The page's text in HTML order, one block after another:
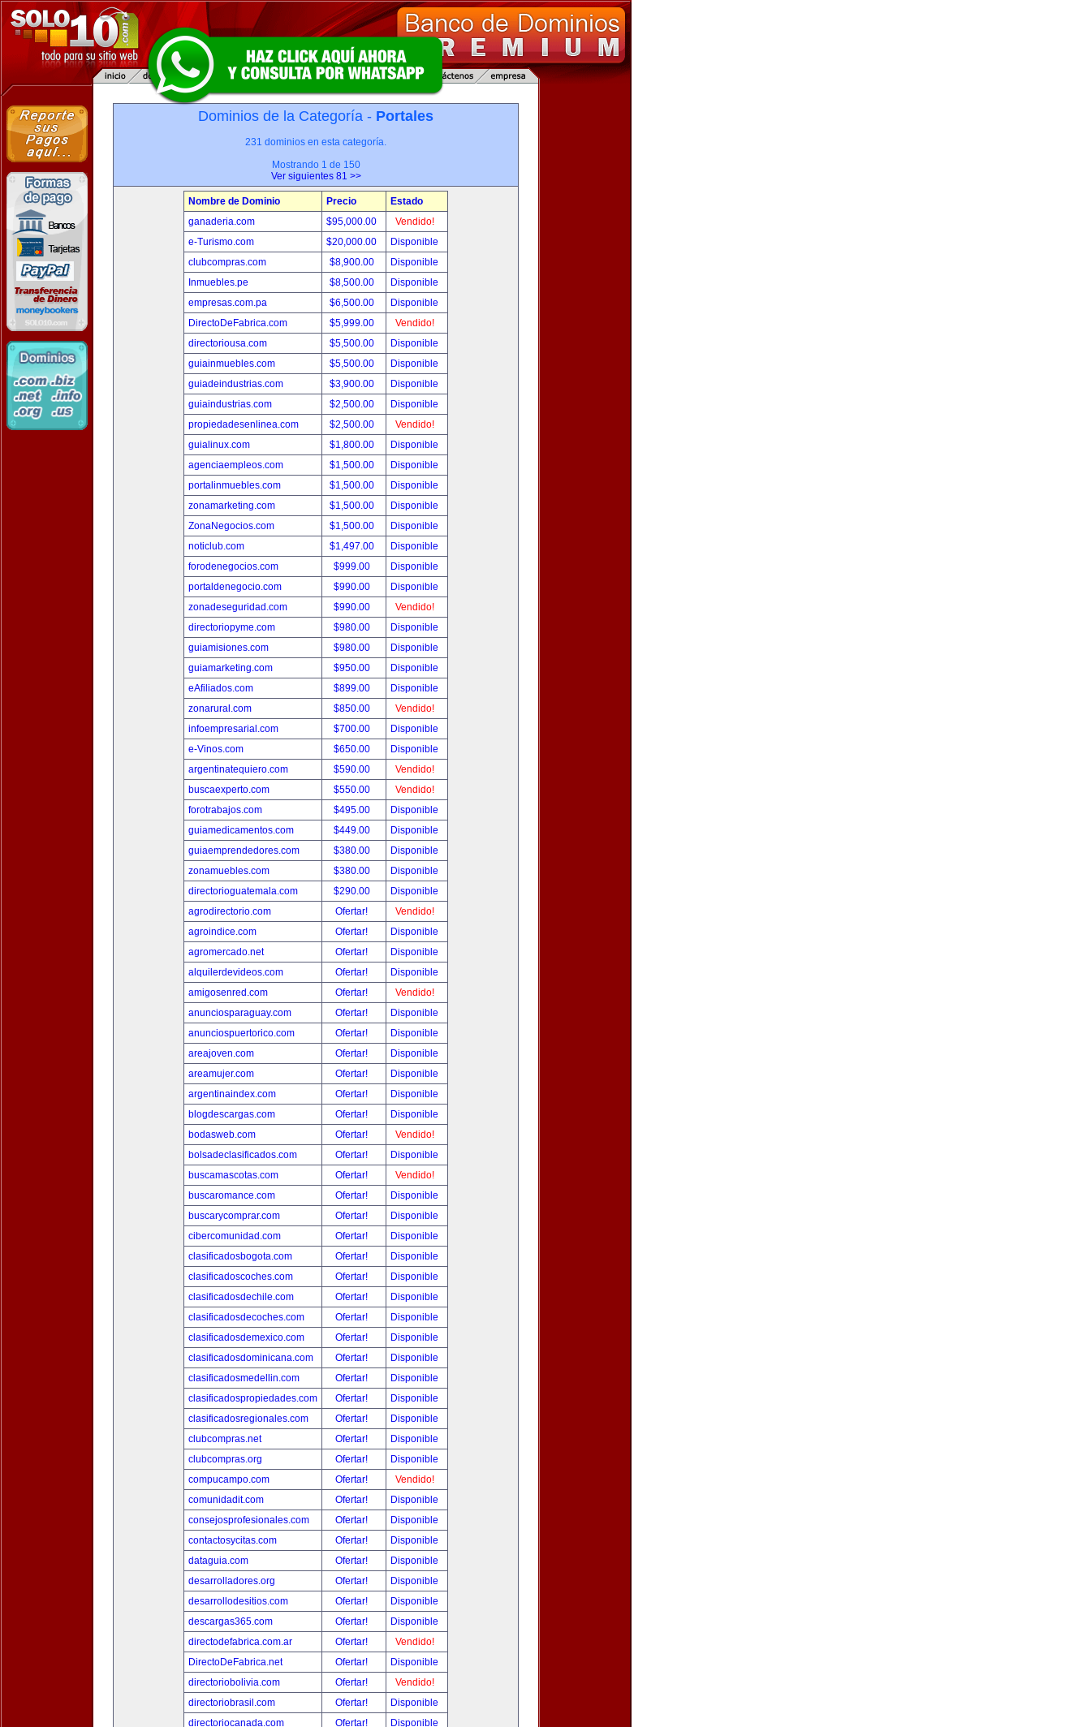
Dominios de la Categoría - Portales
231 dominios en esta categoría.
Mostrando 1 de 150
Ver siguientes 81 >>
Nombre de Dominio Precio
Estado
ganaderia.com
$95,000.00
Vendido!
e-Turismo.com
$20,000.00
Disponible
clubcompras.com
$8,900.00
Disponible
Inmuebles.pe
$8,500.00
Disponible
empresas.com.pa
$6,500.00
Disponible
DirectoDeFabrica.com
$5,999.00
Vendido!
directoriousa.com
$5,500.00
Disponible
guiainmuebles.com
$5,500.00
Disponible
guiadeindustrias.com
$3,900.00
Disponible
guiaindustrias.com
$2,500.00
Disponible
propiedadesenlinea.com
$2,500.00
Vendido!
guialinux.com
$1,800.00
Disponible
agenciaempleos.com
$1,500.00
Disponible
portalinmuebles.com
$1,500.00
Disponible
zonamarketing.com
$1,500.00
Disponible
ZonaNegocios.com
$1,500.00
Disponible
noticlub.com
$1,497.00
Disponible
forodenegocios.com
$999.00
Disponible
portaldenegocio.com
$990.00
Disponible
zonadeseguridad.com
$990.00
Vendido!
directoriopyme.com
$980.00
Disponible
guiamisiones.com
$980.00
Disponible
guiamarketing.com
$950.00
Disponible
eAfiliados.com
$899.00
Disponible
zonarural.com
$850.00
Vendido!
infoempresarial.com
$700.00
Disponible
e-Vinos.com
$650.00
Disponible
argentinatequiero.com
$590.00
Vendido!
buscaexperto.com
$550.00
Vendido!
forotrabajos.com
$495.00
Disponible
guiamedicamentos.com
$449.00
Disponible
guiaemprendedores.com
$380.00
Disponible
zonamuebles.com
$380.00
Disponible
directorioguatemala.com
$290.00
Disponible
agrodirectorio.com
Ofertar!
Vendido!
agroindice.com
Ofertar!
Disponible
agromercado.net
Ofertar!
Disponible
alquilerdevideos.com
Ofertar!
Disponible
amigosenred.com
Ofertar!
Vendido!
anunciosparaguay.com
Ofertar!
Disponible
anunciospuertorico.com
Ofertar!
Disponible
areajoven.com
Ofertar!
Disponible
areamujer.com
Ofertar!
Disponible
argentinaindex.com
Ofertar!
Disponible
blogdescargas.com
Ofertar!
Disponible
bodasweb.com
Ofertar!
Vendido!
bolsadeclasificados.com
Ofertar!
Disponible
buscamascotas.com
Ofertar!
Vendido!
buscaromance.com
Ofertar!
Disponible
buscarycomprar.com
Ofertar!
Disponible
cibercomunidad.com
Ofertar!
Disponible
clasificadosbogota.com
Ofertar!
Disponible
clasificadoscoches.com
Ofertar!
Disponible
clasificadosdechile.com
Ofertar!
Disponible
clasificadosdecoches.com
Ofertar!
Disponible
clasificadosdemexico.com
Ofertar!
Disponible
clasificadosdominicana.com
Ofertar!
Disponible
clasificadosmedellin.com
Ofertar!
Disponible
clasificadospropiedades.com
Ofertar!
Disponible
clasificadosregionales.com
Ofertar!
Disponible
clubcompras.net
Ofertar!
Disponible
clubcompras.org
Ofertar!
Disponible
compucampo.com
Ofertar!
Vendido!
comunidadit.com
Ofertar!
Disponible
consejosprofesionales.com
Ofertar!
Disponible
contactosycitas.com
Ofertar!
Disponible
dataguia.com
Ofertar!
Disponible
desarrolladores.org
Ofertar!
Disponible
desarrollodesitios.com
Ofertar!
Disponible
descargas365.com
Ofertar!
Disponible
directodefabrica.com.ar
Ofertar!
Vendido!
DirectoDeFabrica.net
Ofertar!
Disponible
directoriobolivia.com
Ofertar!
Vendido!
directoriobrasil.com
Ofertar!
Disponible
directoriocanada.com
Ofertar!
Disponible